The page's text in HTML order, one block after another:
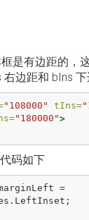
是有边距的，
右边距和 bIns
"108000" tIns=
"180000">
码如下
=
. LeftInset ;